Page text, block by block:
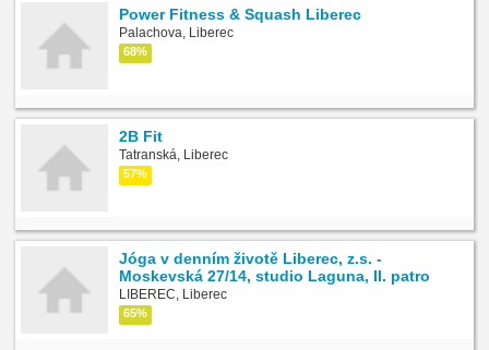
Power Fitness & Squash Liberec
Palachova, Liberec
68%
2B Fit
Tatranská, Liberec
57%
Jóga v denním životě Liberec, z.s. -
Moskevská 27/14, studio Laguna, II. patro
LIBEREC, Liberec
65%